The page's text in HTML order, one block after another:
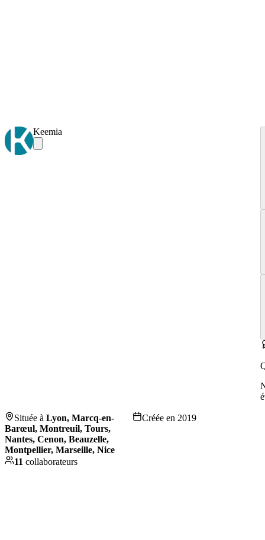
Keemia
Située à Lyon, Marcq-en-
Barœul, Montreuil, Tours,
Nantes, Cenon, Beauzelle,
Montpellier, Marseille, Nice
Créée en 2019
11 collaborateurs